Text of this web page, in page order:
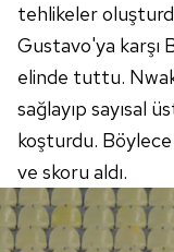
tehlikeler
Gustavo'ya karşı
elinde tuttu.
sağlayıp sayısal
koşturdu.
ve skoru aldı.